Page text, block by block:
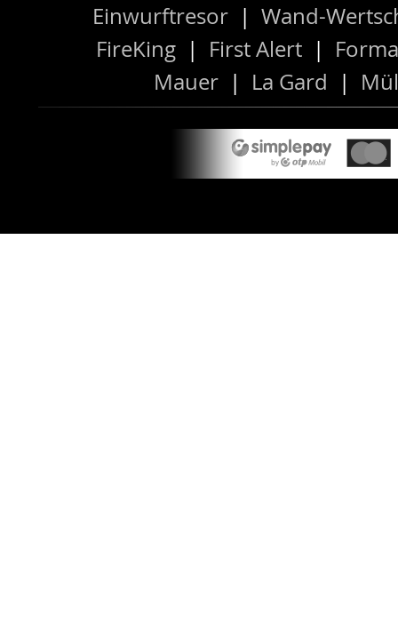
Einwurftresor| Wand-
FireKing | First Alert |
Mauer | La Gard |